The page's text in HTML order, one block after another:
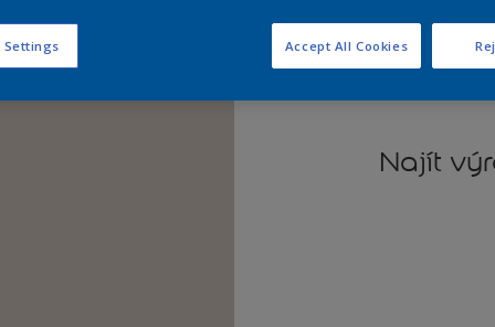
Najít
Settings Accept All Cookies